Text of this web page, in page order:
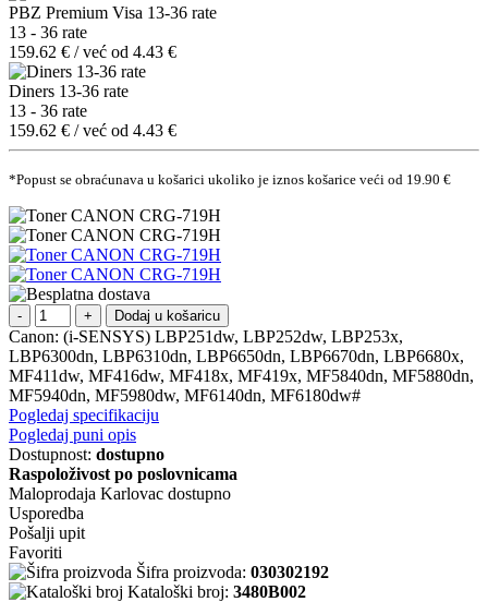
PBZ Premium Visa 13-36 rate
13 - 36 rate
159.62 € / već od 4.43 €
Diners 13-36 rate
13 - 36 rate
159.62 € / već od 4.43 €
*Popust se obraćunava u košarici ukoliko je iznos košarice veći od 19.90 €
Dodaj u košaricu
Canon: (i-SENSYS) LBP251dw, LBP252dw, LBP253x,
LBP6300dn, LBP6310dn, LBP6650dn, LBP6670dn, LBP6680x,
MF411dw, MF416dw, MF418x, MF419x, MF5840dn, MF5880dn,
MF5940dn, MF5980dw, MF6140dn, MF6180dw#
Pogledaj specifikaciju
Pogledaj puni opis
Dostupnost: dostupno
Raspoloživost po poslovnicama
Maloprodaja Karlovac dostupno
Usporedba
Pošalji upit
Favoriti
Šifra proizvoda: 030302192
Kataloški broj: 3480B002